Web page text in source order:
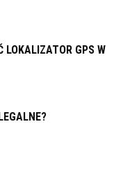
LOKALIZATOR GPS W